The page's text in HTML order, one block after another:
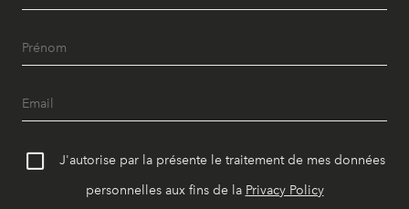
J'autorise par la présente le traitement de mes données
personnelles aux fins de la Privacy Policy